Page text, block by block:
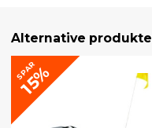
Alternative
SPAR
15%